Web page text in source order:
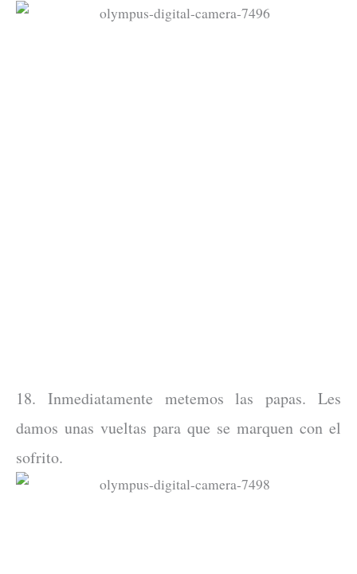
18. Inmediatamente metemos las papas. Les
damos unas vueltas para que se marquen con el
sofrito.